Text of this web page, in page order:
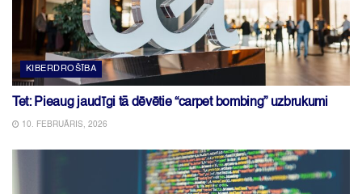
KIBERDROŠĪBA
Tet: Pieaug jaudīgi tā dēvētie “carpet bombing” uzbrukumi
10. FEBRUĀRIS, 2026